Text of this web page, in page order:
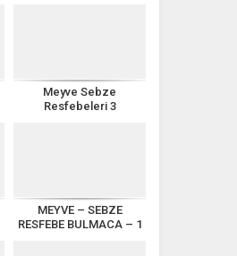
Meyve Sebze
Resfebeleri 3
MEYVE – SEBZE
RESFEBE BULMACA – 1